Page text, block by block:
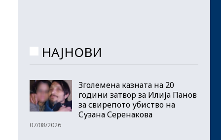
НАЈНОВИ
Зголемена казната на 20
години затвор за Илија Панов
за свирепото убиство на
Сузана Серенакова
07/08/2026